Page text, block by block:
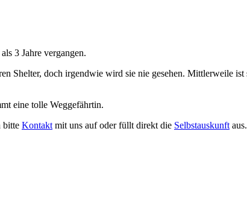
3 Jahre vergangen.
Shelter, doch irgendwie wird sie nie gesehen. Mittlerweile
eine tolle Weggefährtin.
bitte Kontakt mit uns auf oder füllt direkt die Selbstauskunft aus.